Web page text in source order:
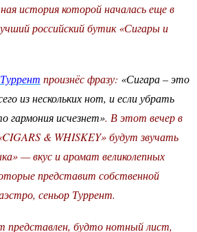
история которой началась еще в
российский бутик «Сигары и
произнёс фразу: «Сигара – это
из нескольких нот, и если убрать
гармония исчезнет». В этот вечер в
& WHISKEY» будут звучать
— вкус и аромат великолепных
представит собственной
сеньор Туррент.
представлен, будто нотный лист,